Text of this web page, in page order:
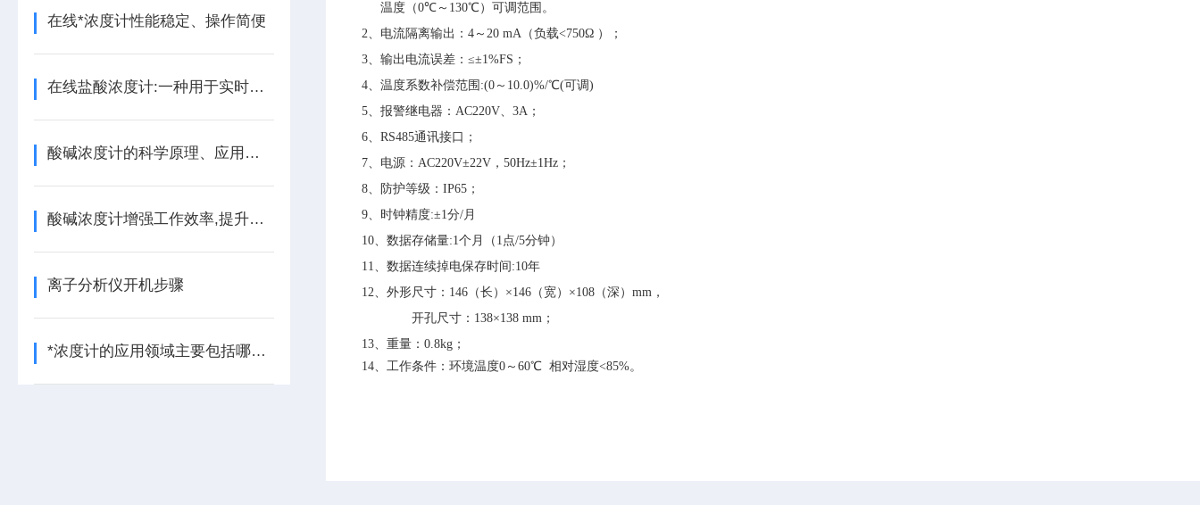
在线*浓度计性能稳定、操作简便
在线盐酸浓度计:一种用于实时监测盐酸溶液浓度的设备
酸碱浓度计的科学原理、应用及操作指南
酸碱浓度计增强工作效率,提升使用效果小秘诀
离子分析仪开机步骤
*浓度计的应用领域主要包括哪几个方面？
温度（0℃ ～ 130℃）可调范围 。
2、电流隔离输出：4～20 mA（负载<750Ω ）；
3、输出电流误差：≤±1%FS；
4、温度系数补偿范围:(0～10.0)%/℃(可调)
5、报警继电器：AC220V、3A；
6、RS485通讯接口；
7、电源：AC220V±22V，50Hz±1Hz；
8、防护等级：IP65；
9、时钟精度:±1分/月
10、数据存储量:1个月（1点/5分钟）
11、数据连续掉电保存时间:10年
12、外形尺寸：146（长）×146（宽）×108（深）mm，
开孔尺寸： 138×138 mm；
13、重量：0.8kg；
14、工作条件：环境温度0～60℃ 相对湿度<85%。